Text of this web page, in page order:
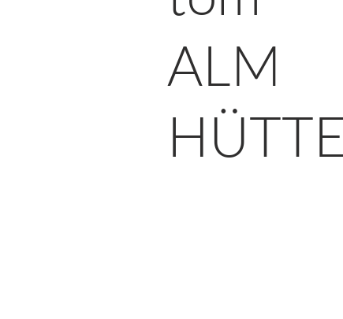
ALM
HÜTTE